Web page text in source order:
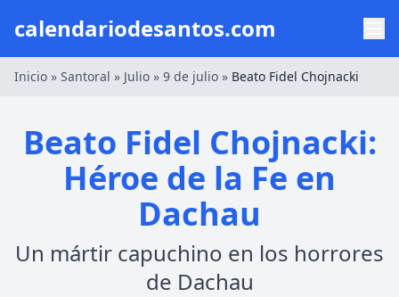
calendariodesantos.com
Inicio » Santoral » Julio » 9 de julio » Beato Fidel Chojnacki
Beato Fidel Chojnacki:
Héroe de la Fe en
Dachau
Un mártir capuchino en los horrores
de Dachau